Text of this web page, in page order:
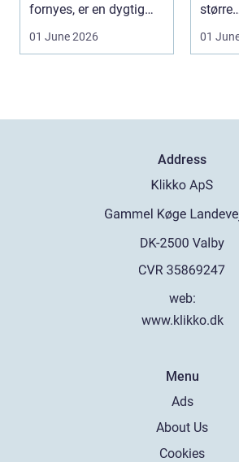
fornyes, er en dygtig
01 June 2026
større
01
Address
web:
www.klikko.dk
Menu
Ads
About Us
Cookies